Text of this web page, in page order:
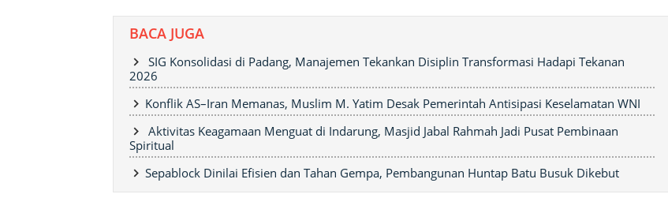
BACA JUGA
SIG Konsolidasi di Padang, Manajemen Tekankan Disiplin Transformasi Hadapi Tekanan
2026
Konflik AS–Iran Memanas, Muslim M. Yatim Desak Pemerintah Antisipasi Keselamatan WNI
Aktivitas Keagamaan Menguat di Indarung, Masjid Jabal Rahmah Jadi Pusat Pembinaan
Spiritual
Sepablock Dinilai Efisien dan Tahan Gempa, Pembangunan Huntap Batu Busuk Dikebut